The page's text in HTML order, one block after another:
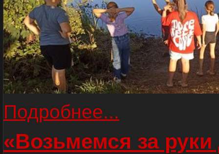
Подробнее...
«Возьмемся за руки